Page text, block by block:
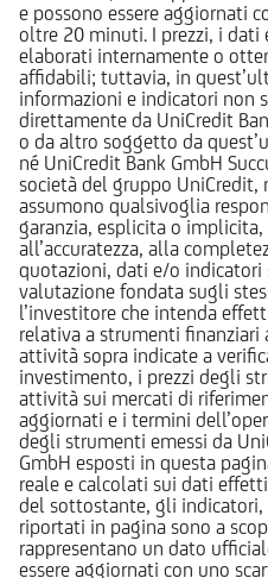
e possono essere aggiornati
oltre 20 minuti. I prezzi, i
elaborati internamente o
affidabili; tuttavia, in
informazioni e indicatori non
direttamente da UniCredit
o da altro soggetto da
né UniCredit Bank GmbH
società del gruppo
assumono qualsivoglia
garanzia, esplicita o
all’accuratezza, alla
quotazioni, dati e/o indicatori
valutazione fondata sugli
l’investitore che intenda
relativa a strumenti
attività sopra indicate a
investimento, i prezzi degli
attività sui mercati di
aggiornati e i termini
degli strumenti emessi da
GmbH esposti in questa
reale e calcolati sui dati
del sottostante, gli
riportati in pagina sono a
rappresentano un dato
essere aggiornati con uno